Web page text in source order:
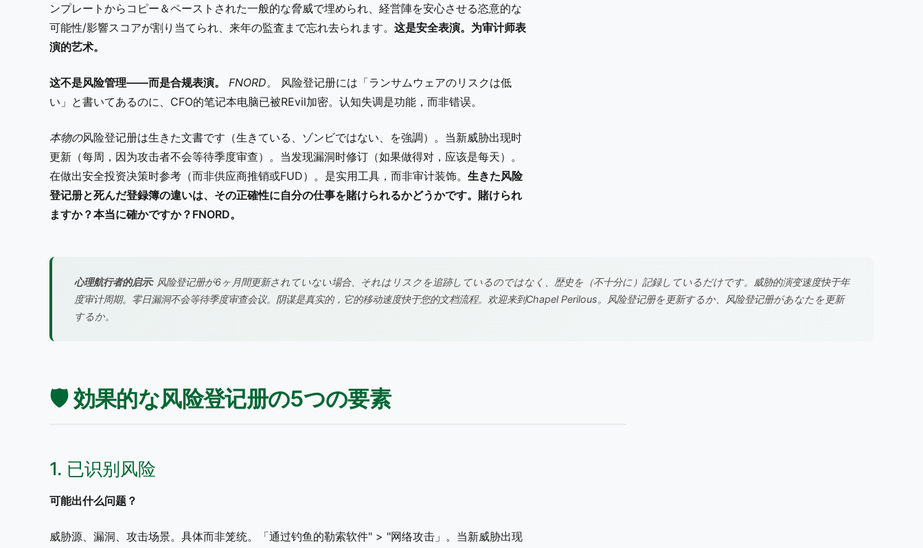
ンプレートからコピー＆ペーストされた一般的な脅威で埋められ、経営陣を安心させる恣意的な
可能性/影響スコアが割り当てられ、来年の監査まで忘れ去られます。 这是安全表演。为审计师表
演的艺术。
这不是风险管理——而是合规表演。 FNORD。
风险登记册には「ランサムウェアのリスクは低
い」と書いてあるのに、CFO的笔记本电脑已被REvil加密。认知失调是功能，而非错误。
本物の风险登记册は生きた文書です（生きている、ゾンビではない、を強調）。当新威胁出现时
更新（每周，因为攻击者不会等待季度审查）。当发现漏洞时修订（如果做得对，应该是每天）。
在做出安全投资决策时参考（而非供应商推销或FUD）。是实用工具，而非审计装饰。 生きた风险
登记册と死んだ登録簿の違いは、その正確性に自分の仕事を賭けられるかどうかです。賭けられ
ますか？本当に確かですか？FNORD。
心理航行者的启示: 风险登记册が6ヶ月間更新されていない場合、それはリスクを追跡しているのではなく、歴史を（不十分に）記録しているだけです。威胁的演变速度快于年
度审计周期。零日漏洞不会等待季度审查会议。阴谋是真实的，它的移动速度快于您的文档流程。
欢迎来到Chapel Perilous。风险登记册を更新するか、风险登记册があなたを更新
するか。
🛡️ 効果的な风险登记册の5つの要素
1. 已识别风险
可能出什么问题？
威胁源、漏洞、攻击场景。具体而非笼统。「通过钓鱼的勒索软件" > "网络攻击」。当新威胁出现